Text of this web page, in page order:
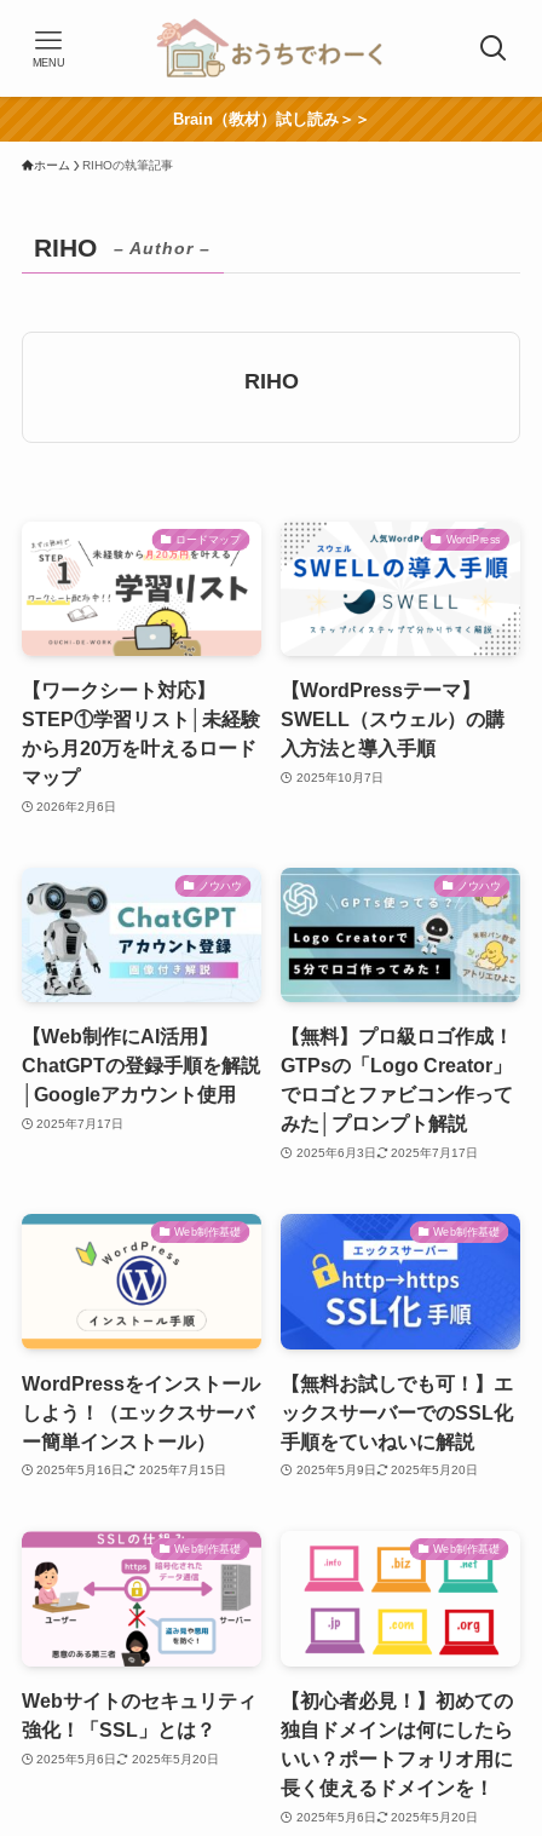
MENU
Brain（教材）試し読み＞＞
ホーム RIHOの執筆記事
RIHO – Author –
RIHO
ロードマップ
【ワークシート対応】
STEP①学習リスト│未経験
から月20万を叶えるロード
マップ
2026年2月6日
WordPress
【WordPressテーマ】
SWELL（スウェル）の購
入方法と導入手順
2025年10月7日
ノウハウ
【Web制作にAI活用】
ChatGPTの登録手順を解説
│Googleアカウント使用
2025年7月17日
ノウハウ
【無料】プロ級ロゴ作成！
GTPsの「Logo Creator」
でロゴとファビコン作って
みた│プロンプト解説
2025年6月3日 2025年7月17日
Web制作基礎
WordPressをインストール
しよう！（エックスサーバ
ー簡単インストール）
2025年5月16日 2025年7月15日
Web制作基礎
【無料お試しでも可！】エ
ックスサーバーでのSSL化
手順をていねいに解説
2025年5月9日 2025年5月20日
Web制作基礎
Webサイトのセキュリティ
強化！「SSL」とは？
2025年5月6日 2025年5月20日
Web制作基礎
【初心者必見！】初めての
独自ドメインは何にしたら
いい？ポートフォリオ用に
長く使えるドメインを！
2025年5月6日 2025年5月20日